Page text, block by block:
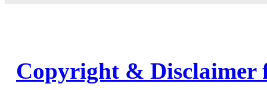
Copyright & Disclaimer